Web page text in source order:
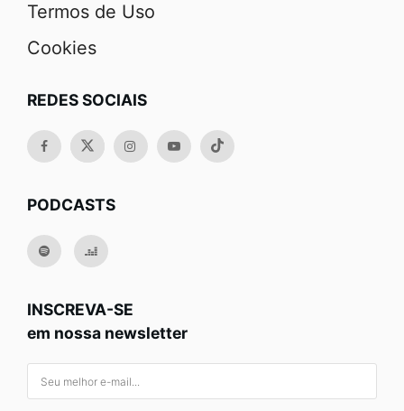
Termos de Uso
Cookies
REDES SOCIAIS
PODCASTS
INSCREVA-SE
em nossa newsletter